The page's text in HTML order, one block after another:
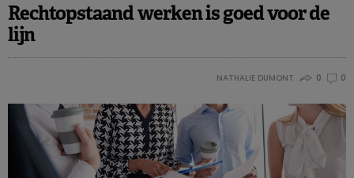
Rechtopstaand werken is goed voor de
lijn
NATHALIE DUMONT 0 0